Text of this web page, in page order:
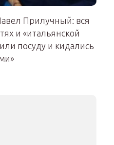
Прилучный: вся
и «итальянской
посуду и кидались